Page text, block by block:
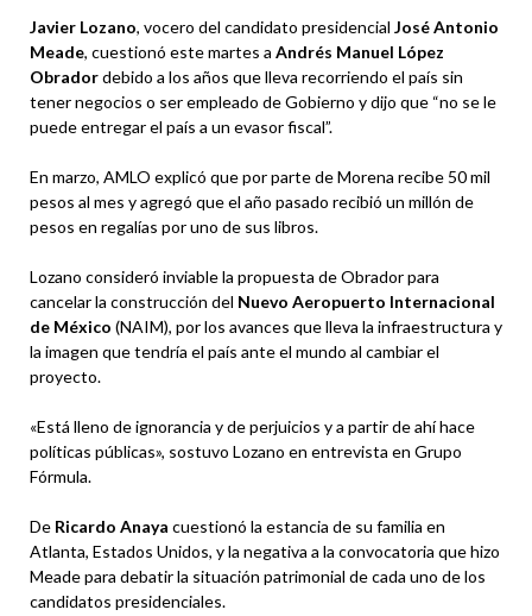
Javier Lozano, vocero del candidato presidencial José Antonio
Meade, cuestionó este martes a Andrés Manuel López
Obradordebido a los años que lleva recorriendo el país sin
tener negocios o ser empleado de Gobierno y dijo que “no se le
puede entregar el país a un evasor fiscal”.
En marzo, AMLO explicó que por parte de Morena recibe 50 mil
pesos al mes y agregó que el año pasado recibió un millón de
pesos en regalías por uno de sus libros.
Lozano consideró inviable la propuesta de Obrador para
cancelar la construcción del Nuevo Aeropuerto Internacional
de México (NAIM), por los avances que lleva la infraestructura y
la imagen que tendría el país ante el mundo al cambiar el
proyecto.
«Está lleno de ignorancia y de perjuicios y a partir de ahí hace
políticas públicas», sostuvo Lozano en entrevista en Grupo
Fórmula.
De Ricardo Anaya cuestionó la estancia de su familia en
Atlanta, Estados Unidos, y la negativa a la convocatoria que hizo
Meade para debatir la situación patrimonial de cada uno de los
candidatos presidenciales.